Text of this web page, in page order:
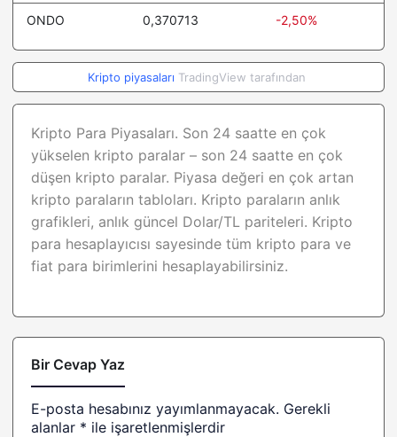
Audiera
Gate 6,67 3.5%
Kaspa 0,025523 -1.6%
GHO 0%
Render 1,34 0.6%
Janus Henderson
Anemoy AAA CLO Fund
1,04 0%
Beldex 0,087033 0.8%
YLDS
Usual USD 1,00 0%
ONDO 0,370713 -2,50%
Kripto piyasaları TradingView tarafından
Kripto Para Piyasaları. Son 24 saatte en çok
yükselen kripto paralar – son 24 saatte en çok
düşen kripto paralar. Piyasa değeri en çok artan
kripto paraların tabloları. Kripto paraların anlık
grafikleri, anlık güncel Dolar/TL pariteleri. Kripto
para hesaplayıcısı sayesinde tüm kripto para ve
fiat para birimlerini hesaplayabilirsiniz.
Bir Cevap Yaz
E-posta hesabınız yayımlanmayacak. Gerekli
alanlar * ile işaretlenmişlerdir